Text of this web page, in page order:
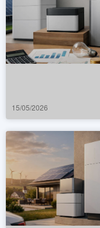
15/05/2026